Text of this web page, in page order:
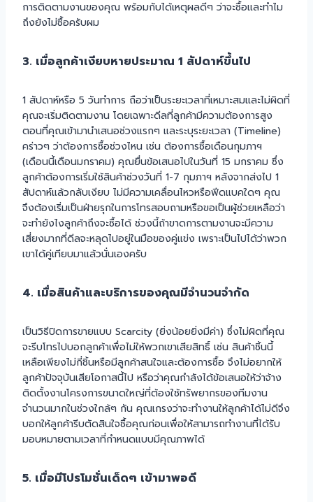
การติดตามงานของคุณ พร้อมกับได้เหตุผลดีๆ ว่าจะซื้อและทำไม
ถึงยังไม่ซื้อครับผม
3. เมื่อลูกค้าเงียบหายประมาณ 1 สัปดาห์ขึ้นไป
1 สัปดาห์หรือ 5 วันทำการ ถือว่าเป็นระยะเวลาที่เหมาะสมและไม่ผิดที่
คุณจะเริ่มติดตามงาน โดยเฉพาะดีลที่ลูกค้ามีความต้องการสูง
ตอนที่คุณเข้ามานำเสนอช่วงแรกๆ และระบุระยะเวลา (Timeline)
คร่าวๆ ว่าต้องการซื้อช่วงไหน เช่น ต้องการซื้อเดือนกุมภาฯ
(เดือนนี้เดือนมกราคม) คุณยื่นข้อเสนอไปในวันที่ 15 มกราคม ซึ่ง
ลูกค้าต้องการเริ่มใช้สินค้าช่วงวันที่ 1-7 กุมภาฯ หลังจากส่งไป 1
สัปดาห์แล้วกลับเงียบ ไม่มีความเคลื่อนไหวหรือฟีดแบคใดๆ คุณ
จึงต้องเริ่มเป็นฝ่ายรุกในการโทรสอบถามหรือขอเป็นผู้ช่วยเหลือว่า
จะทำยังไงลูกค้าถึงจะซื้อได้ ช่วงนี้ถ้าขาดการตามงานจะมีความ
เสี่ยงมากที่ดีลจะหลุดไปอยู่ในมือของคู่แข่ง เพราะเป็นไปได้ว่าพวก
เขาได้คู่เทียบมาแล้วนั่นเองครับ
4. เมื่อสินค้าและบริการของคุณมีจำนวนจำกัด
เป็นวิธีปิดการขายแบบ Scarcity (ยิ่งน้อยยิ่งมีค่า) ซึ่งไม่ผิดที่คุณ
จะรีบโทรไปบอกลูกค้าเพื่อไม่ให้พวกเขาเสียสิทธิ์ เช่น สินค้าชิ้นนี้
เหลือเพียงไม่กี่ชิ้นหรือมีลูกค้าสนใจและต้องการซื้อ จึงไม่อยากให้
ลูกค้าปัจจุบันเสียโอกาสนี้ไป หรือว่าคุณกำลังได้ข้อเสนอให้ว่าจ้าง
ติดตั้งงานโครงการขนาดใหญ่ที่ต้องใช้ทรัพยากรของทีมงาน
จำนวนมากในช่วงใกล้ๆ กัน คุณเกรงว่าจะทำงานให้ลูกค้าได้ไม่ดีจึง
บอกให้ลูกค้ารีบตัดสินใจซื้อคุณก่อนเพื่อให้สามารถทำงานที่ได้รับ
มอบหมายตามเวลาที่กำหนดแบบมีคุณภาพได้
5. เมื่อมีโปรโมชั่นเด็ดๆ เข้ามาพอดี